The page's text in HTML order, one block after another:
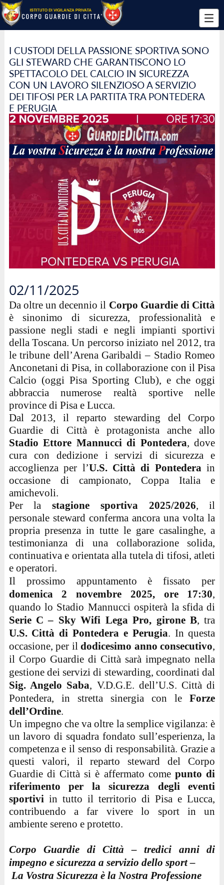
I CUSTODI DELLA PASSIONE SPORTIVA SONO
GLI STEWARD CHE GARANTISCONO LO
SPETTACOLO DEL CALCIO IN SICUREZZA
CON UN LAVORO SILENZIOSO A SERVIZIO
DEI TIFOSI PER LA PARTITA TRA PONTEDERA
E PERUGIA
02/11/2025
Da oltre un decennio il Corpo Guardie di Città
è sinonimo di sicurezza, professionalità e
passione negli stadi e negli impianti sportivi
della Toscana. Un percorso iniziato nel 2012, tra
le tribune dell’Arena Garibaldi – Stadio Romeo
Anconetani di Pisa, in collaborazione con il Pisa
Calcio (oggi Pisa Sporting Club), e che oggi
abbraccia numerose realtà sportive nelle
province di Pisa e Lucca.
Dal 2013, il reparto stewarding del Corpo
Guardie di Città è protagonista anche allo
Stadio Ettore Mannucci di Pontedera, dove
cura con dedizione i servizi di sicurezza e
accoglienza per l’U.S. Città di Pontederain
occasione di campionato, Coppa Italia e
amichevoli.
Per lastagione sportiva 2025/2026, il
personale steward conferma ancora una volta la
propria presenza in tutte le gare casalinghe, a
testimonianza di una collaborazione solida,
continuativa e orientata alla tutela di tifosi, atleti
e operatori.
Il prossimo appuntamento è fissato per
domenica2novembre 2025, ore 17:30,
quando lo Stadio Mannucci ospiterà la sfida di
Serie C – Sky Wifi Lega Pro, girone B, tra
U.S. Città di Pontedera e Perugia. In questa
occasione, per ildodicesimo anno consecutivo,
il Corpo Guardie di Città sarà impegnato nella
gestione dei servizi di stewarding, coordinati dal
Sig. Angelo Saba, V.D.G.E. dell’U.S. Città di
Pontedera, in stretta sinergia con leForze
dell’Ordine.
Un impegno che va oltre la semplice vigilanza: è
un lavoro di squadra fondato sull’esperienza, la
competenza e il senso di responsabilità. Grazie a
questi valori, il reparto steward del Corpo
Guardie di Città si è affermato comepunto di
riferimento per la sicurezza degli eventi
sportiviin tutto il territorio di Pisa e Lucca,
contribuendo a far vivere lo sport in un
ambiente sereno e protetto.
Corpo Guardie di Città – tredici anni di
impegno e sicurezza a servizio dello sport –
La Vostra Sicurezza è la Nostra Professione